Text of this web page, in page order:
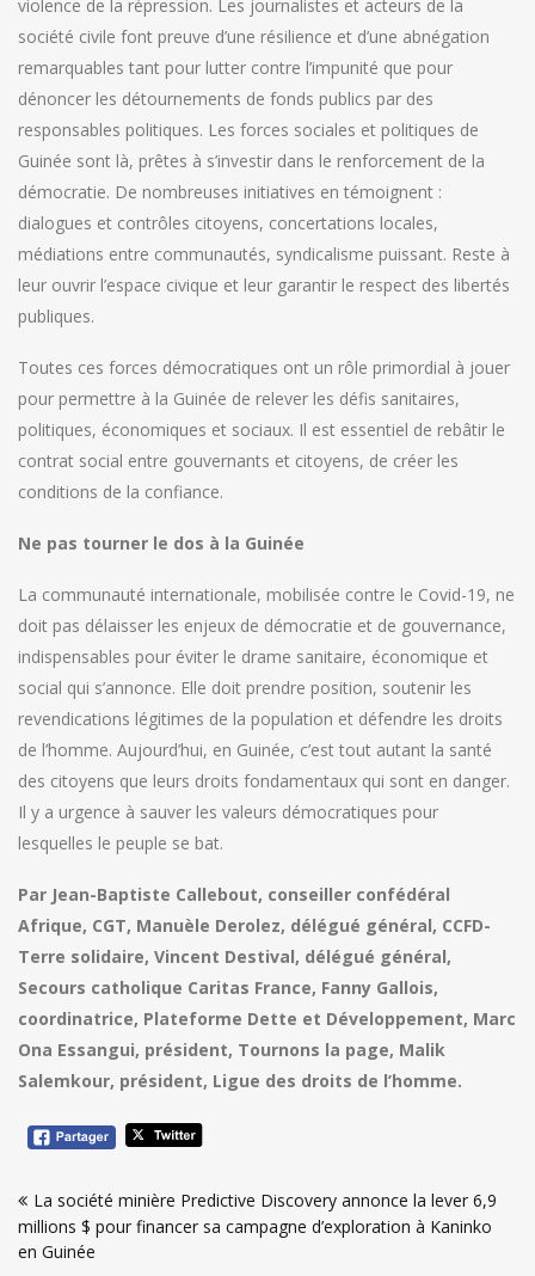
violence de la répression. Les journalistes et acteurs de la
société civile font preuve d’une résilience et d’une abnégation
remarquables tant pour lutter contre l’impunité que pour
dénoncer les détournements de fonds publics par des
responsables politiques. Les forces sociales et politiques de
Guinée sont là, prêtes à s’investir dans le renforcement de la
démocratie. De nombreuses initiatives en témoignent :
dialogues et contrôles citoyens, concertations locales,
médiations entre communautés, syndicalisme puissant. Reste à
leur ouvrir l’espace civique et leur garantir le respect des libertés
publiques.
Toutes ces forces démocratiques ont un rôle primordial à jouer
pour permettre à la Guinée de relever les défis sanitaires,
politiques, économiques et sociaux. Il est essentiel de rebâtir le
contrat social entre gouvernants et citoyens, de créer les
conditions de la confiance.
Ne pas tourner le dos à la Guinée
La communauté internationale, mobilisée contre le Covid-19, ne
doit pas délaisser les enjeux de démocratie et de gouvernance,
indispensables pour éviter le drame sanitaire, économique et
social qui s’annonce. Elle doit prendre position, soutenir les
revendications légitimes de la population et défendre les droits
de l’homme. Aujourd’hui, en Guinée, c’est tout autant la santé
des citoyens que leurs droits fondamentaux qui sont en danger.
Il y a urgence à sauver les valeurs démocratiques pour
lesquelles le peuple se bat.
Par Jean-Baptiste Callebout, conseiller confédéral
Afrique, CGT, Manuèle Derolez, délégué général, CCFD-
Terre solidaire, Vincent Destival, délégué général,
Secours catholique Caritas France, Fanny Gallois,
coordinatrice, Plateforme Dette et Développement, Marc
Ona Essangui, président, Tournons la page, Malik
Salemkour, président, Ligue des droits de l’homme.
de
l’article
La société minière Predictive Discovery annonce la lever 6,9
millions $ pour financer sa campagne d’exploration à Kaninko
en Guinée